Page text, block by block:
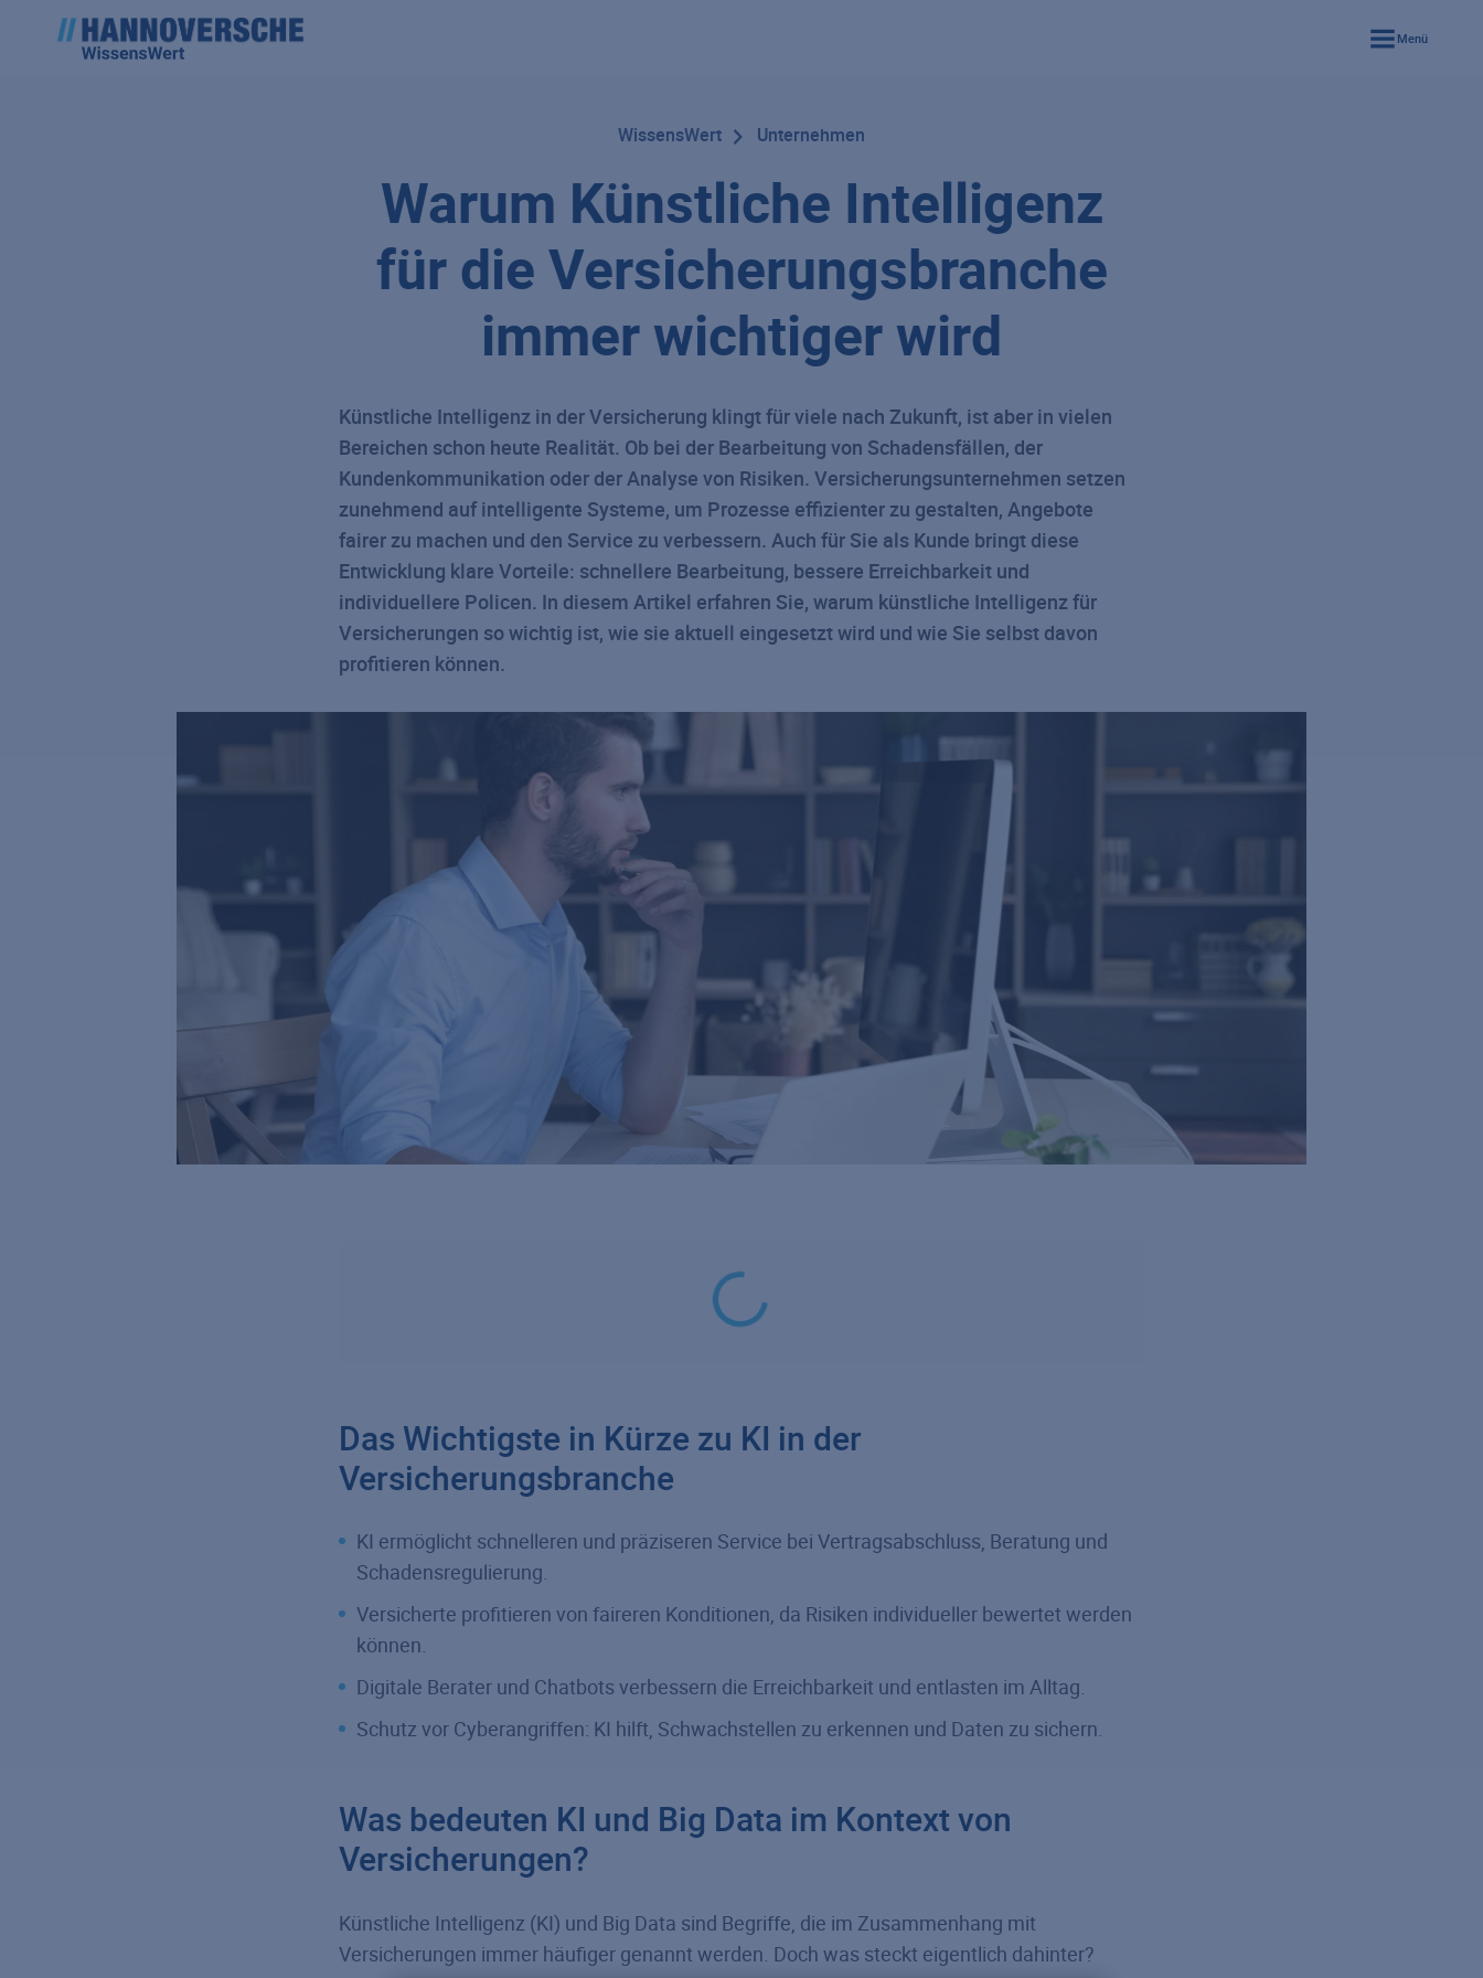
Menü
WissensWert Unternehmen
Warum Künstliche Intelligenz
für die Versicherungsbranche
immer wichtiger wird
Künstliche Intelligenz in der Versicherung klingt für viele nach Zukunft, ist aber in vielen
Bereichen schon heute Realität. Ob bei der Bearbeitung von Schadensfällen, der
Kundenkommunikation oder der Analyse von Risiken. Versicherungsunternehmen setzen
zunehmend auf intelligente Systeme, um Prozesse effizienter zu gestalten, Angebote
fairer zu machen und den Service zu verbessern. Auch für Sie als Kunde bringt diese
Entwicklung klare Vorteile: schnellere Bearbeitung, bessere Erreichbarkeit und
individuellere Policen. In diesem Artikel erfahren Sie, warum künstliche Intelligenz für
Versicherungen so wichtig ist, wie sie aktuell eingesetzt wird und wie Sie selbst davon
profitieren können.
Das Wichtigste in Kürze zu KI in der
Versicherungsbranche
KI ermöglicht schnelleren und präziseren Service bei Vertragsabschluss, Beratung und
Schadensregulierung.
Versicherte profitieren von faireren Konditionen, da Risiken individueller bewertet werden
können.
Digitale Berater und Chatbots verbessern die Erreichbarkeit und entlasten im Alltag.
Schutz vor Cyberangriffen: KI hilft, Schwachstellen zu erkennen und Daten zu sichern.
Was bedeuten KI und Big Data im Kontext von
Versicherungen?
Künstliche Intelligenz (KI) und Big Data sind Begriffe, die im Zusammenhang mit
Versicherungen immer häufiger genannt werden. Doch was steckt eigentlich dahinter?